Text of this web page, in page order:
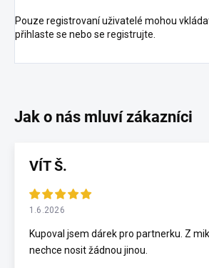
Pouze registrovaní uživatelé mohou
přihlaste se nebo se registrujte
VÍT Š.
1.6.2026
Kupoval jsem dárek pro partnerku. Z
nechce nosit žádnou jinou.